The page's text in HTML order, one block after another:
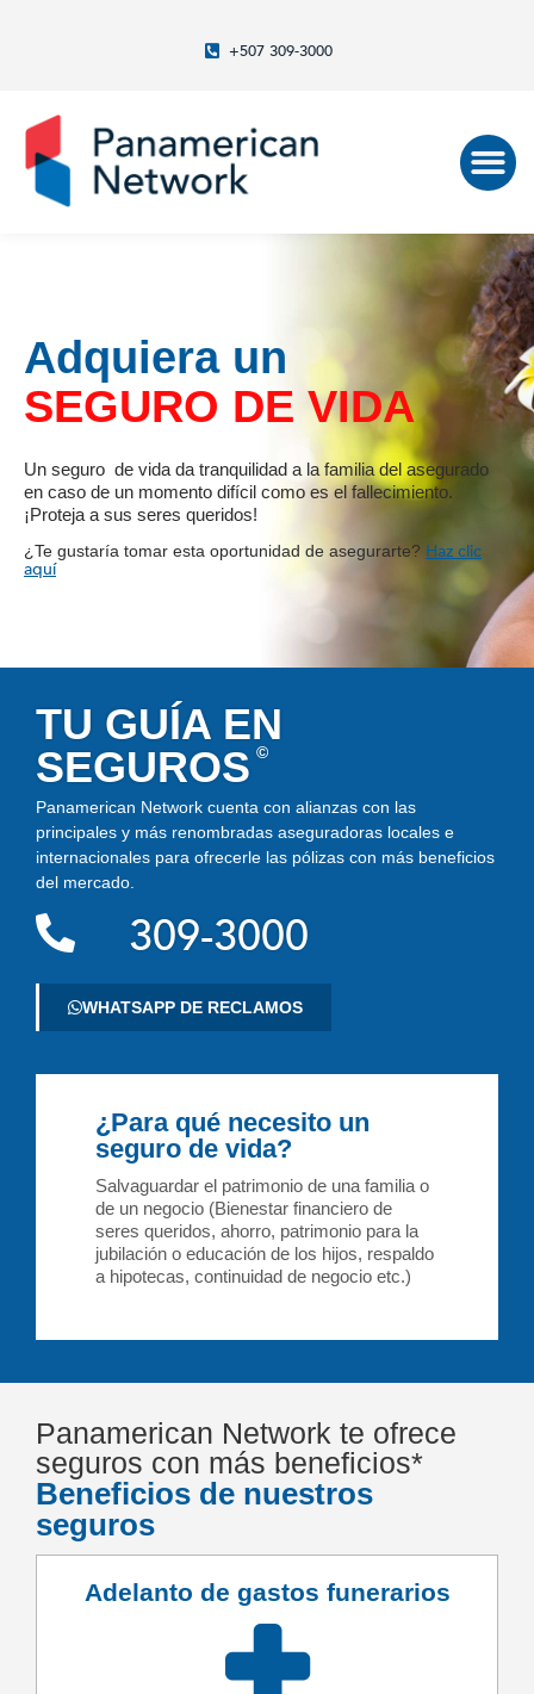
+507 309-3000
Adquiera un
SEGURO DE VIDA
Un seguro de vida da tranquilidad a la familia del asegurado
en caso de un momento difícil como es el fallecimiento.
¡Proteja a sus seres queridos!
¿Te gustaría tomar esta oportunidad de asegurarte? Haz clic
aquí
TU GUÍA EN
SEGUROS ©
Panamerican Network cuenta con alianzas con las
principales y más renombradas aseguradoras locales e
internacionales para ofrecerle las pólizas con más beneficios
del mercado.
309-3000
WHATSAPP DE RECLAMOS
¿Para qué necesito un
seguro de vida?
Salvaguardar el patrimonio de una familia o
de un negocio (Bienestar financiero de
seres queridos, ahorro, patrimonio para la
jubilación o educación de los hijos, respaldo
a hipotecas, continuidad de negocio etc.)
Panamerican Network te ofrece
seguros con más beneficios*
Beneficios de nuestros
seguros
Adelanto de gastos funerarios